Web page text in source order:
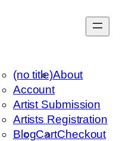
(no title)About
Account
Artist Submission
Artists Registration
BlogCartCheckout